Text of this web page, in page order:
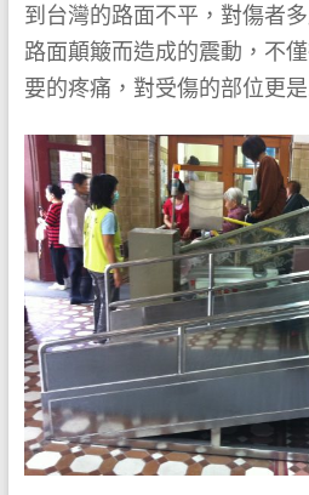
到台灣的路面不平，對傷者
路面顛簸而造成的震動，不
要的疼痛，對受傷的部位更